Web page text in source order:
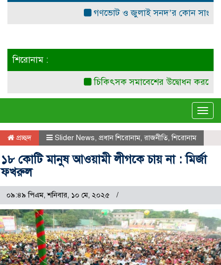
গণভোট ও জুলাই সনদ’র কোন সাংবিধানিক
শিরোনাম :
চিকিৎসক সমাবেশের উদ্বোধন করলেন
প্রচ্ছদ Slider News, প্রধান শিরোনাম, রাজনীতি,শিরোনাম
১৮ কোটি মানুষ আওয়ামী লীগকে চায় না : মির্জা
ফখরুল
০৯:৪৯ পিএম, শনিবার, ১০ মে, ২০২৫